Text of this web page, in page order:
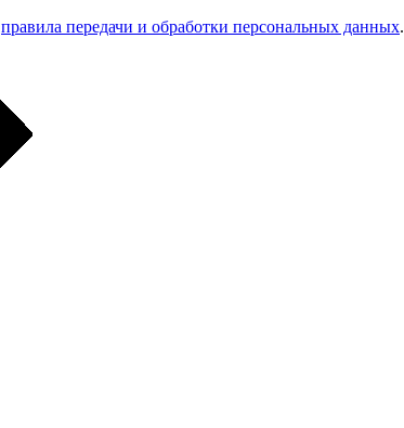
правила передачи и обработки персональных данных.